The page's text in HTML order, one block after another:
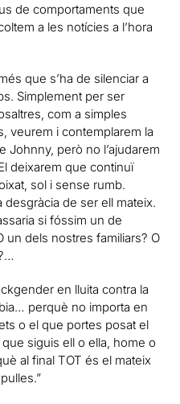
de comportaments que
a les notícies a l’hora
que s’ha de silenciar a
Simplement per ser
com a simples
veurem i contemplarem la
Johnny, però no l’ajudarem
deixarem que continuï
sol i sense rumb.
desgràcia de ser ell mateix.
si fóssim un de
un dels nostres familiars? O
en lluita contra la
perquè no importa en
o el que portes posat el
siguis ell o ella, home o
al final TOT és el mateix